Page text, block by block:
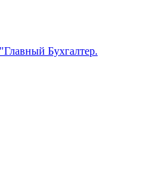
Бухгалтер.